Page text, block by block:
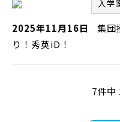
入学
2025年11月16日
集団
り！秀英iD！
7件中